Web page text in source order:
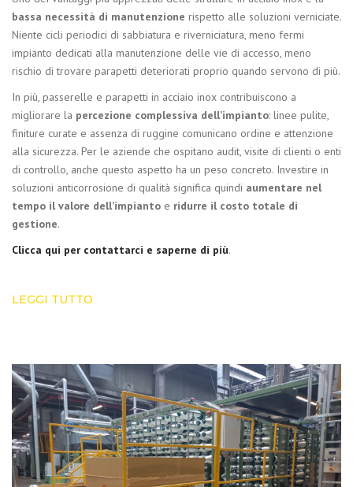
bassa necessità di manutenzione rispetto alle soluzioni verniciate.
Niente cicli periodici di sabbiatura e riverniciatura, meno fermi
impianto dedicati alla manutenzione delle vie di accesso, meno
rischio di trovare parapetti deteriorati proprio quando servono di più.
In più, passerelle e parapetti in acciaio inox contribuiscono a
migliorare la percezione complessiva dell’impianto: linee pulite,
finiture curate e assenza di ruggine comunicano ordine e attenzione
alla sicurezza. Per le aziende che ospitano audit, visite di clienti o enti
di controllo, anche questo aspetto ha un peso concreto. Investire in
soluzioni anticorrosione di qualità significa quindi aumentare nel
tempo il valore dell’impianto e ridurre il costo totale di
gestione.
Clicca qui per contattarci e saperne di più.
LEGGI TUTTO